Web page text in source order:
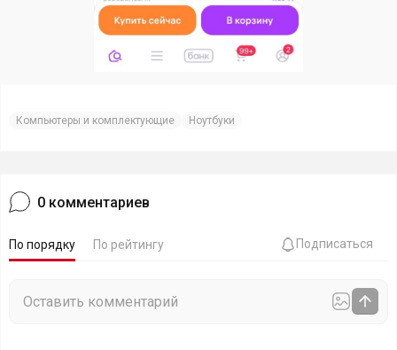
Компьютеры и комплектующие Ноутбуки
0 комментариев
По порядку По рейтингу Подписаться